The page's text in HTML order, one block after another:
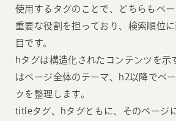
使用するタグのことで、どちらもペ
重要な役割を担っており、検索順位
目です。
hタグは構造化されたコンテンツを示
はページ全体のテーマ、h2以降でペ
クを整理します。
titleタグ、hタグともに、そのページ